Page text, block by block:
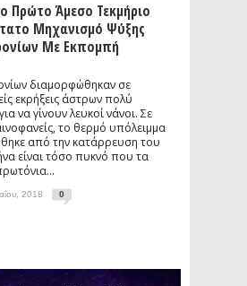
Πρώτο Άμεσο Τεκμήριο
Μηχανισμό Ψύξης
Με Εκπομπή
διαμορφώθηκαν σε
εκρήξεις άστρων πολύ
να γίνουν λευκοί νάνοι. Σε
το θερμό υπόλειμμα
από την κατάρρευση του
είναι τόσο πυκνό που τα
2018 0